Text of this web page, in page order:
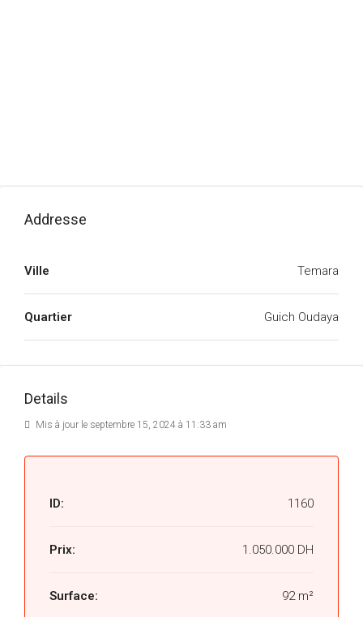
Addresse
Ville Temara
Quartier Guich Oudaya
Details
Mis à jour le septembre 15, 2024 à 11:33 am
ID: 1160
Prix: 1.050.000 DH
Surface: 92 m²